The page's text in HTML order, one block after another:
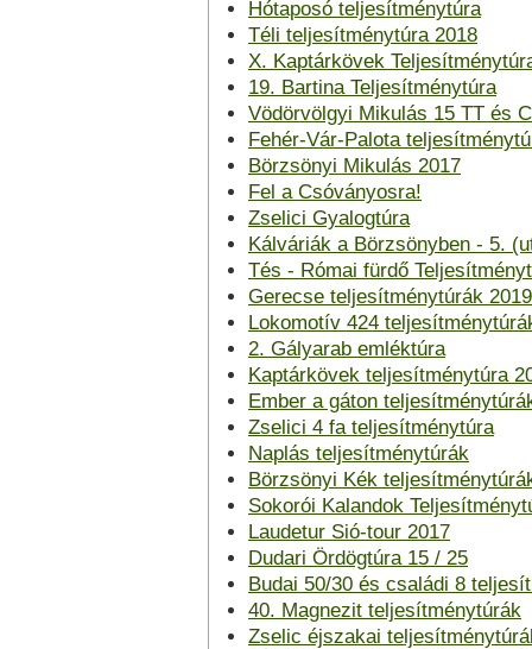
Hótaposó teljesítménytúra
Téli teljesítménytúra 2018
X. Kaptárkövek
19. Bartina Teljesítménytúra
Vödörvölgyi Mikulás 15 TT és
Fehér-Vár-Palota
Börzsönyi Mikulás 2017
Fel a Csóványosra!
Zselici Gyalogtúra
Kálváriák a Börzsönyben - 5.
Tés - Római fürdő
Gerecse teljesítménytúrák 2019
Lokomotív 424
2. Gályarab emléktúra
Kaptárkövek teljesítménytúra
Ember a gáton
Zselici 4 fa teljesítménytúra
Naplás teljesítménytúrák
Börzsönyi Kék
Sokorói Kalandok
Laudetur Sió-tour 2017
Dudari Ördögtúra 15 / 25
Budai 50/30 és családi 8
40. Magnezit teljesítménytúrák
Zselic éjszakai